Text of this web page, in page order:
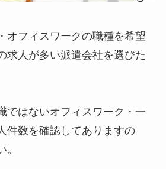
オフィスワークの職種を希望
求人が多い派遣会社を選びた
ではないオフィスワーク・一
件数を確認してありますの